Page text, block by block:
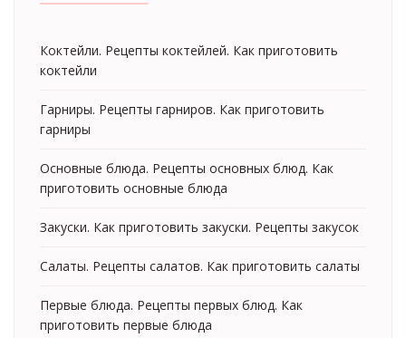
Коктейли. Рецепты коктейлей. Как приготовить
коктейли
Гарниры. Рецепты гарниров. Как приготовить
гарниры
Основные блюда. Рецепты основных блюд. Как
приготовить основные блюда
Закуски. Как приготовить закуски. Рецепты закусок
Салаты. Рецепты салатов. Как приготовить салаты
Первые блюда. Рецепты первых блюд. Как
приготовить первые блюда